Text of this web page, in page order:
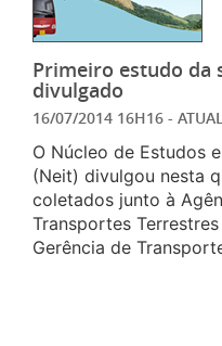
Primeiro estudo da
divulgado
16/07/2014 16H16 -
O Núcleo de Estudos
(Neit) divulgou nesta
coletados junto à
Transportes
Gerência de